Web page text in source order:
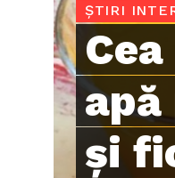
ȘTIRI
și